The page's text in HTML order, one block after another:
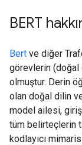
BERT
Bert ve diğer
görevlerin (doğal
olmuştur. Derin
olan doğal dilin
model ailesi,
tüm belirteçlerin
kodlayıcı